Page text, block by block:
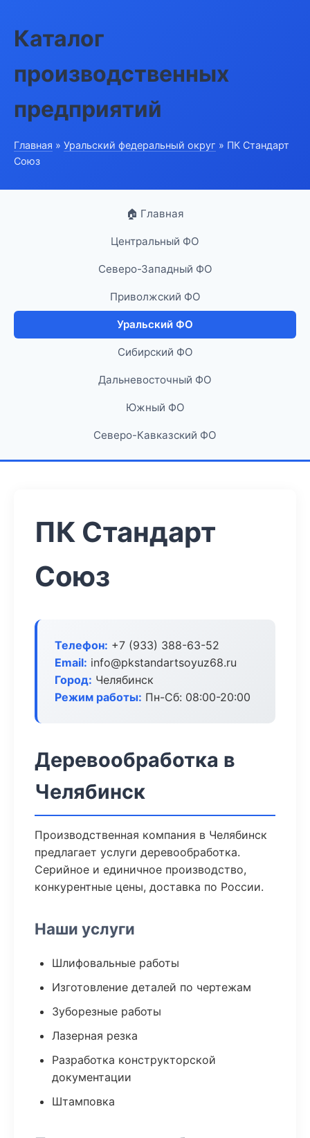
Каталог
производственных
предприятий
Главная » Уральский федеральный округ » ПК Стандарт
Союз
🏠 Главная
Центральный ФО
Северо-Западный ФО
Приволжский ФО
Уральский ФО
Сибирский ФО
Дальневосточный ФО
Южный ФО
Северо-Кавказский ФО
ПК Стандарт
Союз
Телефон: +7 (933) 388-63-52
Email: info@pkstandartsoyuz68.ru
Город: Челябинск
Режим работы: Пн-Сб: 08:00-20:00
Деревообработка в
Челябинск
Производственная компания в Челябинск
предлагает услуги деревообработка.
Серийное и единичное производство,
конкурентные цены, доставка по России.
Наши услуги
Шлифовальные работы
Изготовление деталей по чертежам
Зуборезные работы
Лазерная резка
Разработка конструкторской
документации
Штамповка